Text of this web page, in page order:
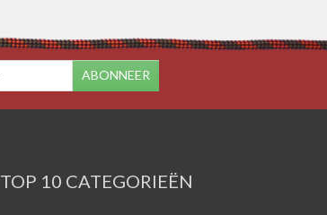
ABONNEER
TOP 10 CATEGORIEËN